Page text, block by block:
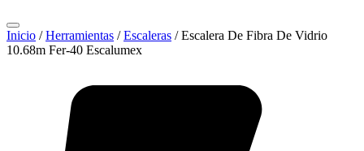
Inicio /Herramientas /Escaleras / Escalera De Fibra De Vidrio
10.68m Fer-40 Escalumex